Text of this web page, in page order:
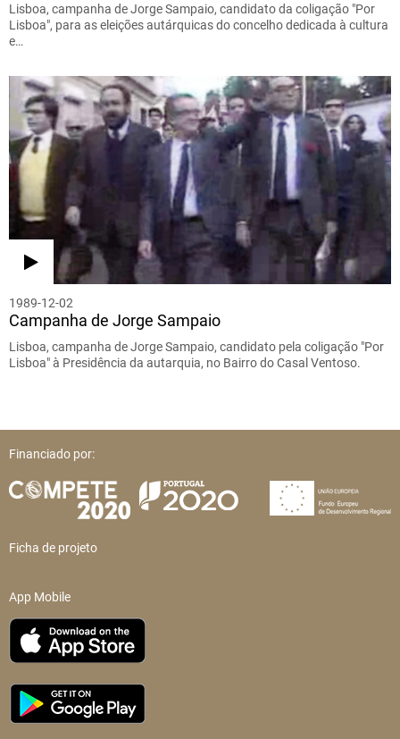
Lisboa, campanha de Jorge Sampaio, candidato da coligação "Por
Lisboa", para as eleições autárquicas do concelho dedicada à cultura
e…
1989-12-02
Campanha de Jorge Sampaio
Lisboa, campanha de Jorge Sampaio, candidato pela coligação "Por
Lisboa" à Presidência da autarquia, no Bairro do Casal Ventoso.
Financiado por:
Ficha de projeto
App Mobile